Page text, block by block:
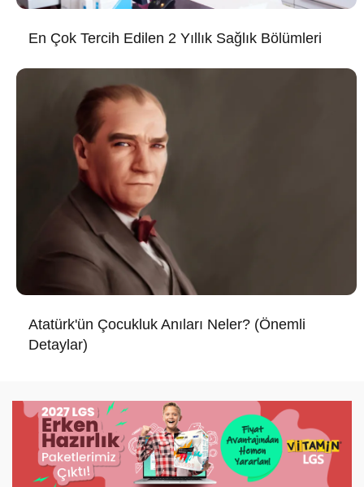
En Çok Tercih Edilen 2 Yıllık Sağlık Bölümleri
Atatürk'ün Çocukluk Anıları Neler? (Önemli
Detaylar)